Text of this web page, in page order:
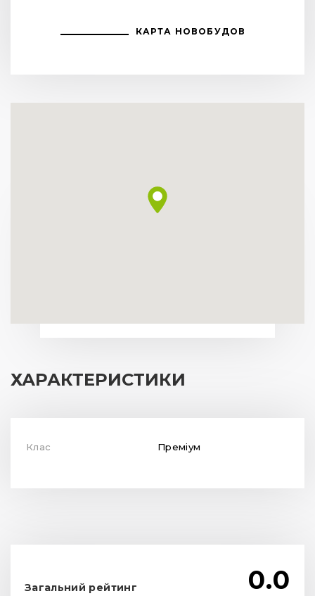
КАРТА НОВОБУДОВ
ХАРАКТЕРИСТИКИ
Клас Преміум
Загальний рейтинг 0.0